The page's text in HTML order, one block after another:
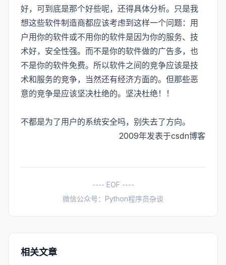
好，可到底是那个好些呢，还得具体分析。只是我
想这些软件制造商都应该考虑到这样一个问题：用
户用你的软件或不用你的软件是因为你的服务、技
术好，安全性强。而不是你的软件做的广告多，也
不是你的软件免费。所以软件之间的竞争应该是技
术和服务的竞争，当然还有经济方面的。但那些恶
意的竞争是应该坚决杜绝的。坚决杜绝！！
不都是为了用户的系统安全吗，别失去了方向。
2009年发表于csdn博客
---- EOF ----
微信公众号：Python程序员杂谈
相关文章